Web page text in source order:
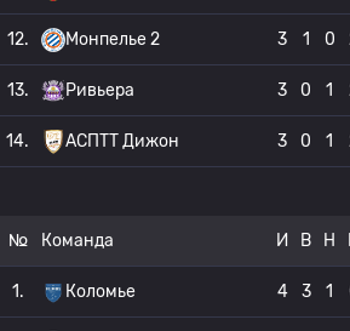
12. Монпелье 2 3 1 0
13. Ривьера 3 0 1
14. АСПТТ Дижон 3 0 1
№ Команда И В Н
1. Коломье 4 3 1